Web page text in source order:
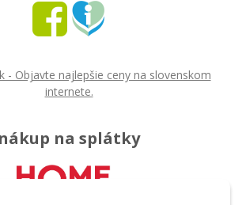
nákup na splátky